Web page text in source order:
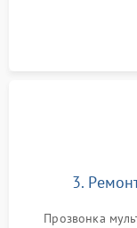
крестовины
3.
Прозвонка